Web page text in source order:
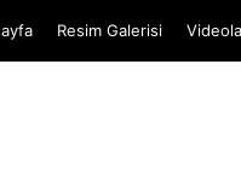
Resim Galerisi